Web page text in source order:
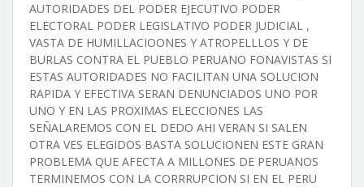
AUTORIDADES DEL PODER EJECUTIVO PODER
ELECTORAL PODER LEGISLATIVO PODER JUDICIAL ,
VASTA DE HUMILLACIOONES Y ATROPELLLOS Y DE
BURLAS CONTRA EL PUEBLO PERUANO FONAVISTAS SI
ESTAS AUTORIDADES NO FACILITAN UNA SOLUCION
RAPIDA Y EFECTIVA SERAN DENUNCIADOS UNO POR
UNO Y EN LAS PROXIMAS ELECCIONES LAS
SEÑALAREMOS CON EL DEDO AHI VERAN SI SALEN
OTRA VES ELEGIDOS BASTA SOLUCIONEN ESTE GRAN
PROBLEMA QUE AFECTA A MILLONES DE PERUANOS
TERMINEMOS CON LA CORRRUPCION SI EN EL PERU